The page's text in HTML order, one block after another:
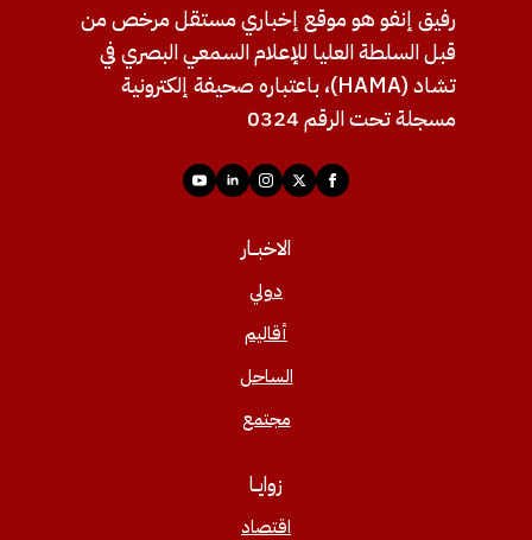
رفيق إنفو هو موقع إخباري مستقل مرخص من
قبل السلطة العليا للإعلام السمعي البصري في
تشاد (HAMA)، باعتباره صحيفة إلكترونية
مسجلة تحت الرقم 0324
الاخبــار
دولي
أقاليم
الساحل
مجتمع
زوايــا
اقتصاد